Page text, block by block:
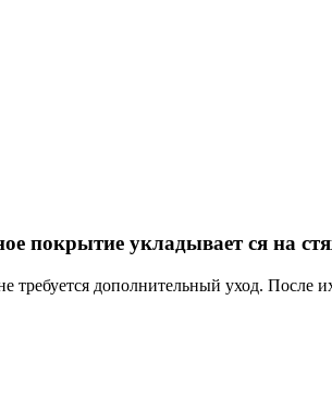
покрытие укладывает ся на
требуется дополнительный уход. После